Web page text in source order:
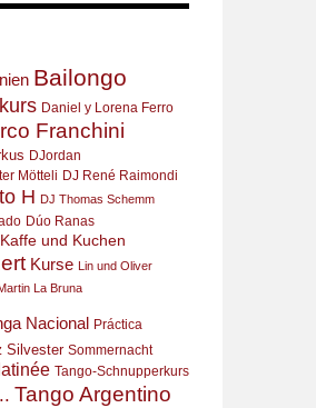
Bailongo
Daniel y Lorena Ferro
Franchini
DJordan
Mötteli DJ René Raimondi
H DJ Thomas Schemm
Dúo Ranas
Kaffe und Kuchen
Kurse Lin und Oliver
La Bruna
Nacional Práctica
Silvester Sommernacht
Tango-Schnupperkurs
Tango Argentino